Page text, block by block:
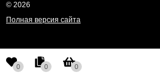
© 2026
Полная версия сайта
0 0 0